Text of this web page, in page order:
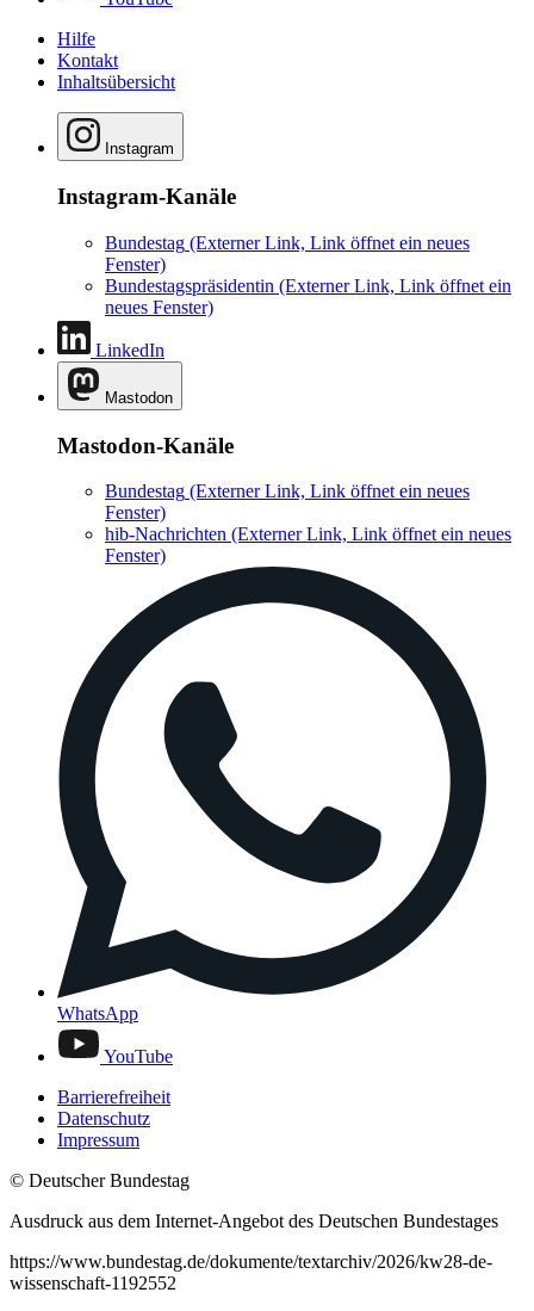
Hilfe
Kontakt
Inhaltsübersicht
Instagram
Instagram-Kanäle
Bundestag (Externer Link, Link öffnet ein neues
Fenster)
Bundestagspräsidentin (Externer Link, Link öffnet ein
neues Fenster)
LinkedIn
Mastodon
Mastodon-Kanäle
Bundestag (Externer Link, Link öffnet ein neues
Fenster)
hib-Nachrichten (Externer Link, Link öffnet ein neues
Fenster)
WhatsApp
YouTube
Barrierefreiheit
Datenschutz
Impressum
© Deutscher Bundestag
Ausdruck aus dem Internet-Angebot des Deutschen Bundestages
https://www.bundestag.de/dokumente/textarchiv/2026/kw28-de-
wissenschaft-1192552